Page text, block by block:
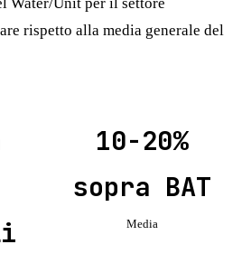
Water/Unit per il settore
rispetto alla media generale del
10-20%
sopra BAT
Media